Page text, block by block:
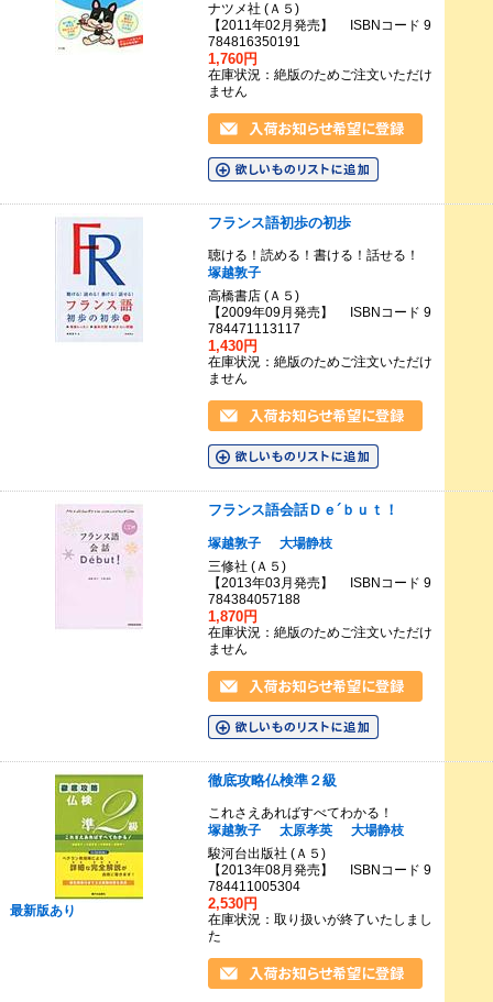
ナツメ社 (Ａ５)
【2011年02月発売】 ISBNコード 9
784816350191
1,760円
在庫状況：絶版のためご注文いただけ
ません
フランス語初歩の初歩
聴ける！読める！書ける！話せる！
塚越敦子
高橋書店 (Ａ５)
【2009年09月発売】 ISBNコード 9
784471113117
1,430円
在庫状況：絶版のためご注文いただけ
ません
フランス語会話Ｄｅ´ｂｕｔ！
塚越敦子
大場静枝
三修社 (Ａ５)
【2013年03月発売】 ISBNコード 9
784384057188
1,870円
在庫状況：絶版のためご注文いただけ
ません
最新版あり
徹底攻略仏検準２級
これさえあればすべてわかる！
塚越敦子
太原孝英
大場静枝
駿河台出版社 (Ａ５)
【2013年08月発売】 ISBNコード 9
784411005304
2,530円
在庫状況：取り扱いが終了いたしまし
た